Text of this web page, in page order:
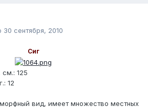
30 сентября, 2010
Сиг
125
12
вид, имеет множество местных